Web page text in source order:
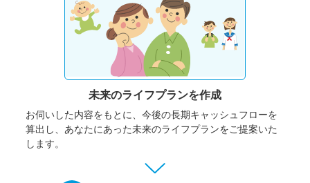
未来のライフプランを作成
お伺いした内容をもとに、今後の長期キャッシュフローを
算出し、あなたにあった未来のライフプランをご提案いた
します。